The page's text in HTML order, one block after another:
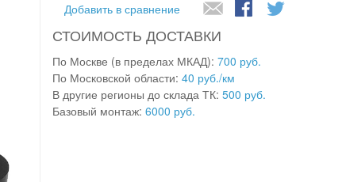
Добавить в сравнение
СТОИМОСТЬ ДОСТАВКИ
По Москве (в пределах МКАД): 700 руб.
По Московской области: 40 руб./км
В другие регионы до склада ТК: 500 руб.
Базовый монтаж: 6000 руб.